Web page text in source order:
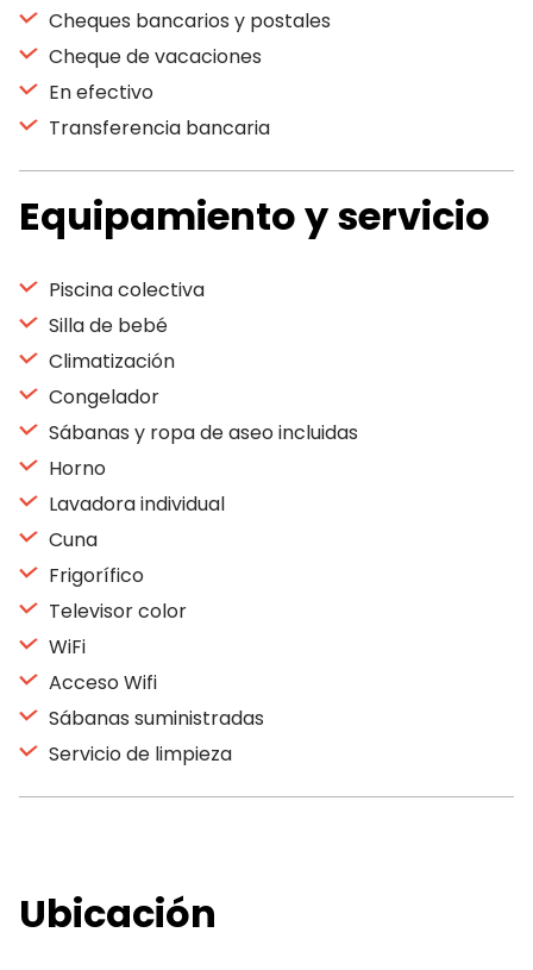
Cheques bancarios y postales
Cheque de vacaciones
En efectivo
Transferencia bancaria
Equipamiento y servicio
Piscina colectiva
Silla de bebé
Climatización
Congelador
Sábanas y ropa de aseo incluidas
Horno
Lavadora individual
Cuna
Frigorífico
Televisor color
WiFi
Acceso Wifi
Sábanas suministradas
Servicio de limpieza
Ubicación